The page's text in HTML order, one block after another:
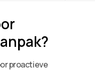
proactieve